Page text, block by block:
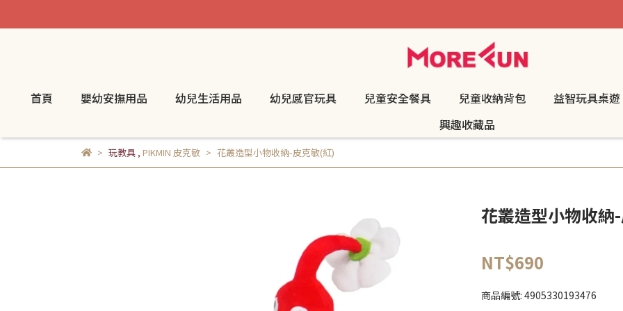
首頁 嬰幼安撫用品 幼兒生活用品 幼兒感官玩具 兒童安全餐具 兒童收納背包
益智玩具桌遊
興趣收藏品
玩教具, PIKMIN 皮克敏 花叢造型小物收納-皮克敏(紅)
花叢造型小物收納
NT$690
商品編號: 4905330193476